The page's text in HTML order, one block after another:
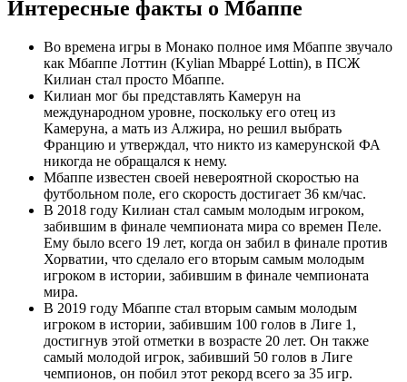
Интересные факты о Мбаппе
Во времена игры в Монако полное имя Мбаппе звучало
как Мбаппе Лоттин (Kylian Mbappé Lottin), в ПСЖ
Килиан стал просто Мбаппе.
Килиан мог бы представлять Камерун на
международном уровне, поскольку его отец из
Камеруна, а мать из Алжира, но решил выбрать
Францию и утверждал, что никто из камерунской ФА
никогда не обращался к нему.
Мбаппе известен своей невероятной скоростью на
футбольном поле, его скорость достигает 36 км/час.
В 2018 году Килиан стал самым молодым игроком,
забившим в финале чемпионата мира со времен Пеле.
Ему было всего 19 лет, когда он забил в финале против
Хорватии, что сделало его вторым самым молодым
игроком в истории, забившим в финале чемпионата
мира.
В 2019 году Мбаппе стал вторым самым молодым
игроком в истории, забившим 100 голов в Лиге 1,
достигнув этой отметки в возрасте 20 лет. Он также
самый молодой игрок, забивший 50 голов в Лиге
чемпионов, он побил этот рекорд всего за 35 игр.